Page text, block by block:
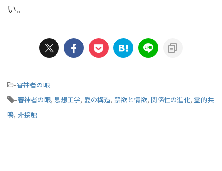
い。
-審神者の眼
-審神者の眼, 思想工学, 愛の構造, 禁欲と情欲,関係性の進化, 霊的共
鳴, 非接触